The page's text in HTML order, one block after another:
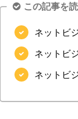
この記事を
ネットビ
ネットビ
ネットビ